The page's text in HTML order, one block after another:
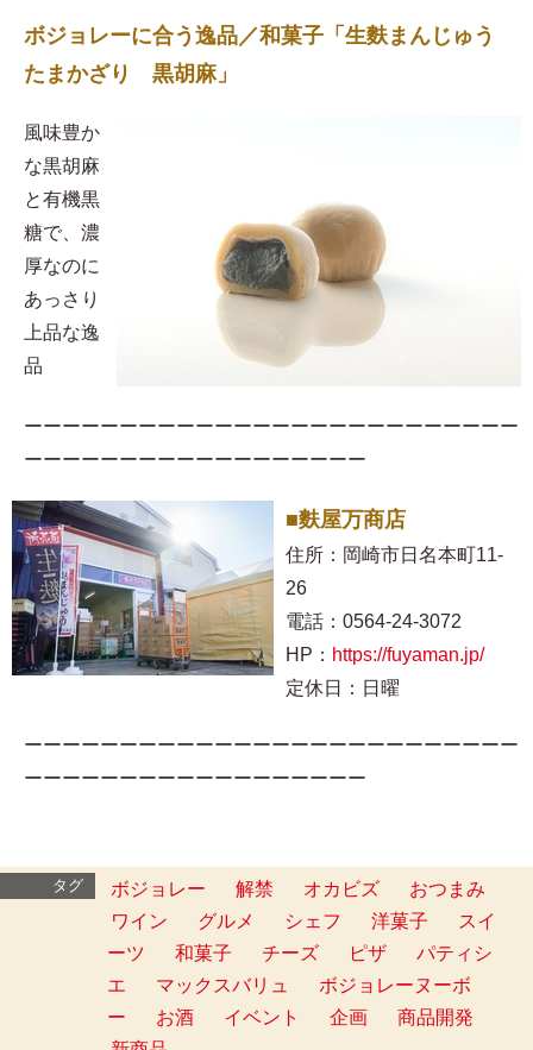
ボジョレーに合う逸品／和菓子「生麩まんじゅう
たまかざり 黒胡麻」
風味豊か
な黒胡麻
と有機黒
糖で、濃
厚なのに
あっさり
上品な逸
品
ーーーーーーーーーーーーーーーーーーーーーーーーーー
ーーーーーーーーーーーーーーーーーー
■麩屋万商店
住所：岡崎市日名本町11-
26
電話：0564-24-3072
HP： https://fuyaman.jp/
定休日：日曜
ーーーーーーーーーーーーーーーーーーーーーーーーーー
ーーーーーーーーーーーーーーーーーー
タグ ボジョレー 解禁 オカビズ
おつまみ
ワイン
グルメ シェフ 洋菓子
スイ
ーツ
和菓子 チーズ ピザ
パティシ
エ
マックスバリュ
ボジョレーヌーボ
ー
お酒 イベント 企画
商品開発